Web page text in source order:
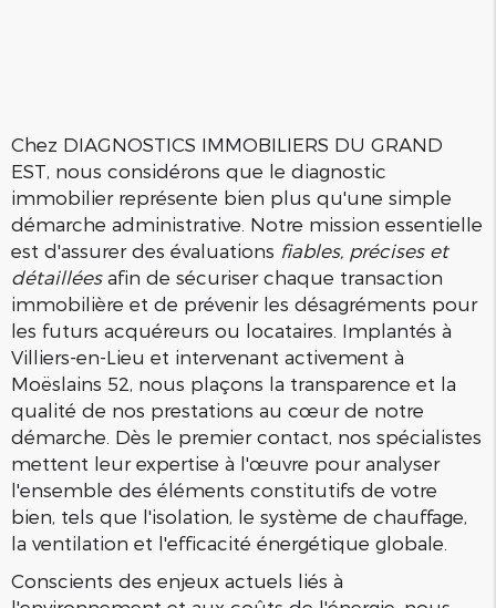
Chez DIAGNOSTICS IMMOBILIERS DU GRAND
EST, nous considérons que le diagnostic
immobilier représente bien plus qu'une simple
démarche administrative. Notre mission essentielle
est d'assurer des évaluations fiables, précises et
détailléesafin de sécuriser chaque transaction
immobilière et de prévenir les désagréments pour
les futurs acquéreurs ou locataires. Implantés à
Villiers-en-Lieu et intervenant activement à
Moëslains 52, nous plaçons la transparence et la
qualité de nos prestations au cœur de notre
démarche. Dès le premier contact, nos spécialistes
mettent leur expertise à l'œuvre pour analyser
l'ensemble des éléments constitutifs de votre
bien, tels que l'isolation, le système de chauffage,
la ventilation et l'efficacité énergétique globale.
Conscients des enjeux actuels liés à